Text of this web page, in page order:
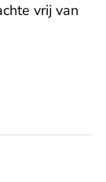
vrij van
via X -
via
nieuwsbericht
dit